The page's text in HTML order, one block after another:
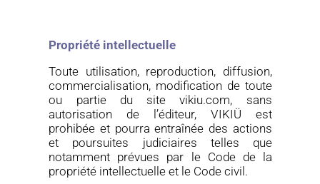
Propriété intellectuelle
Toute utilisation, reproduction, diffusion,
commercialisation, modification de toute
ou partie du sitevikiu.com, sans
autorisation de l’éditeur, VIKIÜ est
prohibée et pourra entraînée des actions
et poursuites judiciaires telles que
notamment prévues par le Code de la
propriété intellectuelle et le Code civil.